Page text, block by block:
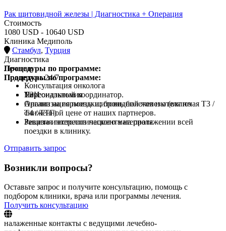
Рак щитовидной железы | Диагностика + Операция
Стоимость
1080 USD - 10640 USD
Клиника Медиполь
Стамбул, Турция
Диагностика
Процедуры по программе:
Консультация онколога
УЗИ
Анализ на гормоны щитовидной железы (включая Т3 /
Т4 / ТТГ)
Ревизия гистологического материала
Лечение
Процедуры по программе:
Тиреоидэктомия
Поддержка 24/7
Персональный координатор.
Организация поездки: бронь билетов и отеля по
сниженной цене от наших партнеров.
Защита интересов пациента на протяжении всей
поездки в клинику.
Отправить запрос
Возникли вопросы?
Оставьте запрос и получите консультацию, помощь с
подбором клиники, врача или программы лечения.
Получить консультацию
налаженные контакты с ведущими лечебно-